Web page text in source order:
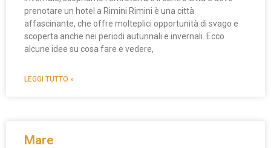
prenotare un hotel a Rimini Rimini è una città
affascinante, che offre molteplici opportunità di svago e
scoperta anche nei periodi autunnali e invernali. Ecco
alcune idee su cosa fare e vedere,
LEGGI TUTTO »
Mare